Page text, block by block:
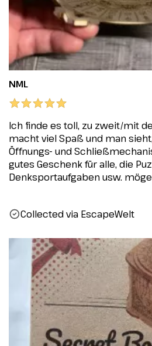
NML
Ich finde es toll, zu zweit/mit
macht viel Spaß und man
Öffnungs- und
gutes Geschenk für alle, die
Denksportaufgaben usw.
Collected via EscapeWelt